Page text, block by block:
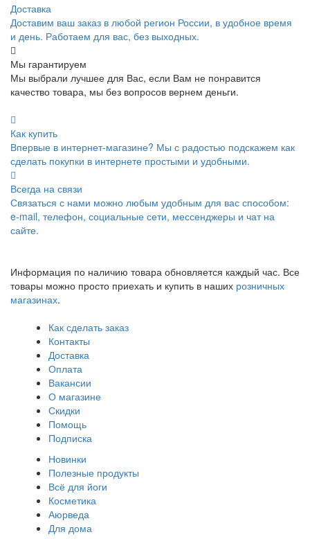
Доставка
Доставим ваш заказ в любой регион России, в удобное время
и день. Работаем для вас, без выходных.
Мы гарантируем
Мы выбрали лучшее для Вас, если Вам не понравится
качество товара, мы без вопросов вернем деньги.
Как купить
Впервые в интернет-магазине? Мы с радостью подскажем как
сделать покупки в интернете простыми и удобными.
Всегда на связи
Связаться с нами можно любым удобным для вас способом:
e-mail, телефон, социальные сети, мессенджеры и чат на
сайте.
Информация по наличию товара обновляется каждый час. Все
товары можно просто приехать и купить в наших розничных
магазинах.
Как сделать заказ
Контакты
Доставка
Оплата
Вакансии
О магазине
Скидки
Помощь
Подписка
Новинки
Полезные продукты
Всё для йоги
Косметика
Аюрведа
Для дома